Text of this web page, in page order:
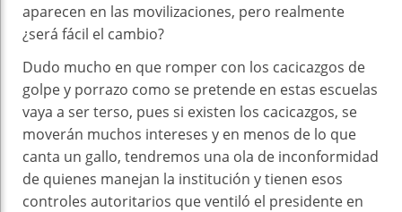
aparecen en las movilizaciones, pero realmente
¿será fácil el cambio?
Dudo mucho en que romper con los cacicazgos de
golpe y porrazo como se pretende en estas escuelas
vaya a ser terso, pues si existen los cacicazgos, se
moverán muchos intereses y en menos de lo que
canta un gallo, tendremos una ola de inconformidad
de quienes manejan la institución y tienen esos
controles autoritarios que ventiló el presidente en